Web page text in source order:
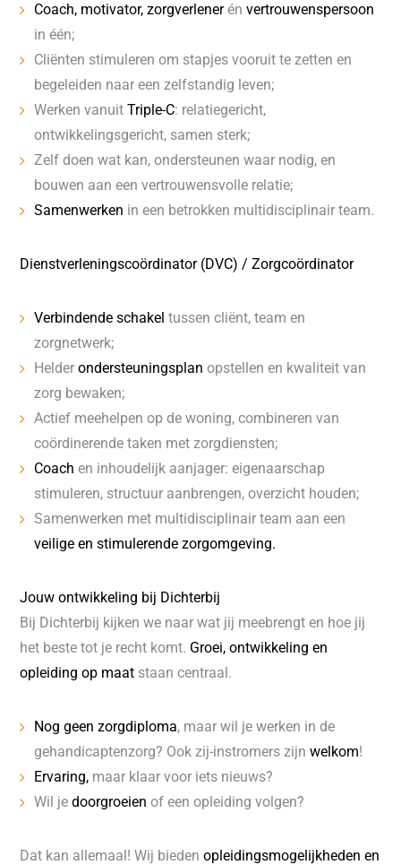
Coach, motivator, zorgverlenerén vertrouwenspersoon
in één;
Cliënten stimuleren om stapjes vooruit te zetten en
begeleiden naar een zelfstandig leven;
Werken vanuitTriple-C: relatiegericht,
ontwikkelingsgericht, samen sterk;
Zelf doen wat kan, ondersteunen waar nodig, en
bouwen aan een vertrouwensvolle relatie;
Samenwerken in een betrokken multidisciplinair team.
Dienstverleningscoördinator (DVC) / Zorgcoördinator
Verbindende schakel tussen cliënt, team en
zorgnetwerk;
Helderondersteuningsplanopstellen en kwaliteit van
zorg bewaken;
Actief meehelpen op de woning, combineren van
coördinerende taken met zorgdiensten;
Coachen inhoudelijk aanjager: eigenaarschap
stimuleren, structuur aanbrengen, overzicht houden;
Samenwerken met multidisciplinair team aan een
veilige en stimulerende zorgomgeving.
Jouw ontwikkeling bij Dichterbij
Bij Dichterbij kijken we naar wat jij meebrengt en hoe jij
het beste tot je recht komt. Groei, ontwikkeling en
opleiding op maat staan centraal.
Nog geen zorgdiploma, maar wil je werken in de
gehandicaptenzorg? Ook zij-instromers zijnwelkom!
Ervaring, maar klaar voor iets nieuws?
Wil jedoorgroeien of een opleiding volgen?
Dat kan allemaal! Wij biedenopleidingsmogelijkheden en